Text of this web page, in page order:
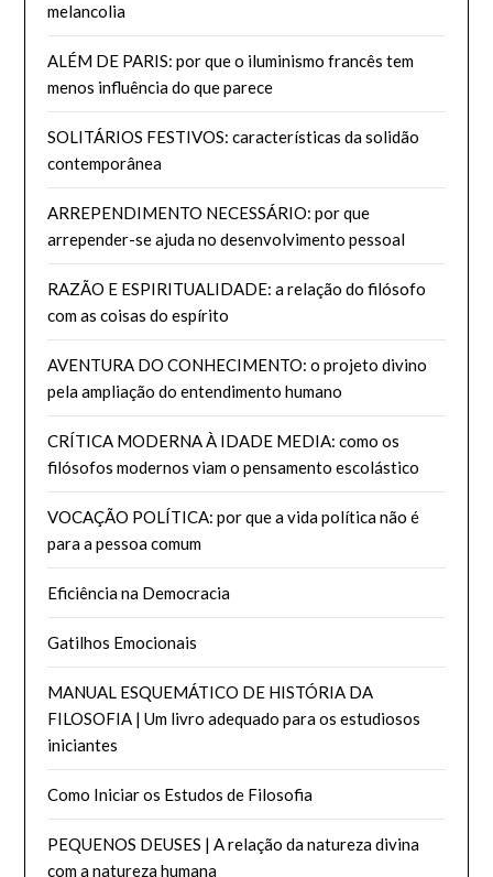
melancolia
ALÉM DE PARIS: por que o iluminismo francês tem
menos influência do que parece
SOLITÁRIOS FESTIVOS: características da solidão
contemporânea
ARREPENDIMENTO NECESSÁRIO: por que
arrepender-se ajuda no desenvolvimento pessoal
RAZÃO E ESPIRITUALIDADE: a relação do filósofo
com as coisas do espírito
AVENTURA DO CONHECIMENTO: o projeto divino
pela ampliação do entendimento humano
CRÍTICA MODERNA À IDADE MEDIA: como os
filósofos modernos viam o pensamento escolástico
VOCAÇÃO POLÍTICA: por que a vida política não é
para a pessoa comum
Eficiência na Democracia
Gatilhos Emocionais
MANUAL ESQUEMÁTICO DE HISTÓRIA DA
FILOSOFIA | Um livro adequado para os estudiosos
iniciantes
Como Iniciar os Estudos de Filosofia
PEQUENOS DEUSES | A relação da natureza divina
com a natureza humana